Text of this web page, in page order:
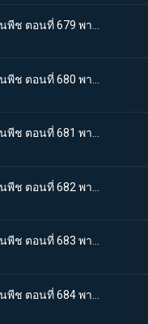
One piece วันพีช ตอนที่ 683 พากย์ไทย สะเทือนทั่วปฐพี!! พีก้า เทพแห่งการทำลายล้างปรากฏตัว